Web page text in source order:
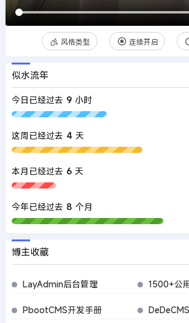
风格类型 连续开启
似水流年
今日已经过去 9 小时
这周已经过去 4 天
本月已经过去 6 天
今年已经过去 8 个月
博主收藏
LayAdmin后台管理 1500+公
PbootCMS开发手册